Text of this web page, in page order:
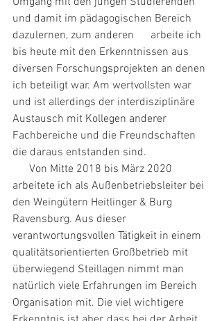
und damit im pädagogischen Bereich
dazulernen, zum anderen      arbeite ich
bis heute mit den Erkenntnissen aus
diversen Forschungsprojekten an denen
ich beteiligt war. Am wertvollsten war
und ist allerdings der interdisziplinäre
Austausch mit Kollegen anderer
Fachbereiche und die Freundschaften
die daraus entstanden sind.
arbeitete ich als Außenbetriebsleiter bei
den Weingütern Heitlinger & Burg
Ravensburg. Aus dieser
verantwortungsvollen Tätigkeit in einem
qualitätsorientierten Großbetrieb mit
überwiegend Steillagen nimmt man
natürlich viele Erfahrungen im Bereich
Organisation mit. Die viel wichtigere